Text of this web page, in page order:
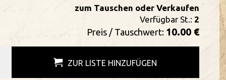
zum Tauschen oder Verkaufen
Verfügbar St.: 2
Preis / Tauschwert: 10.00 €
ZUR LISTE HINZUFÜGEN